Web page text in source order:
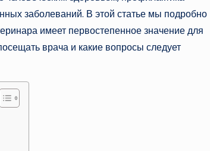
заболеваний. В этой статье мы подробно
имеет первостепенное значение для
врача и какие вопросы следует